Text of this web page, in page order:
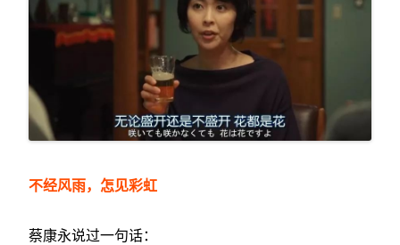
不经风雨，怎见彩虹
蔡康永说过一句话：